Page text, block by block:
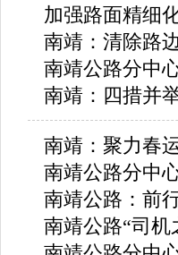
加强路面精细
南靖：清除路
南靖公路分中
南靖：四措并
南靖：聚力春
南靖公路分中
南靖公路：前
南靖公路“司机